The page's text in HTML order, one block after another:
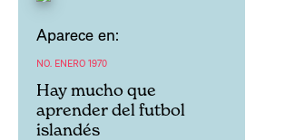
Aparece en:
NO. ENERO 1970
Hay mucho que
aprender del futbol
islandés